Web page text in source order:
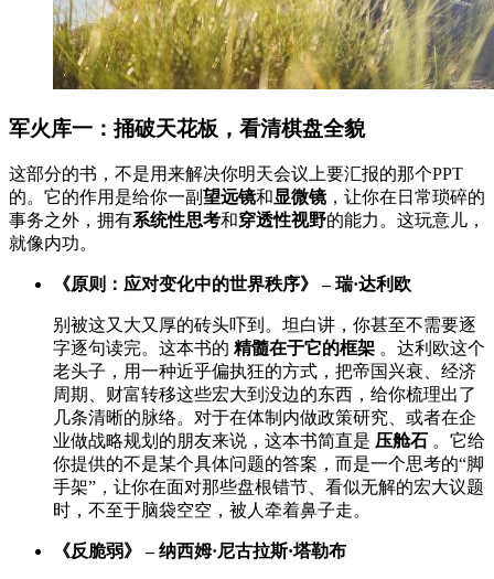
军火库一：捅破天花板，看清棋盘全貌
这部分的书，不是用来解决你明天会议上要汇报的那个PPT
的。它的作用是给你一副 望远镜和显微镜，让你在日常琐碎的
事务之外，拥有系统性思考和穿透性视野的能力。这玩意儿，
就像内功。
《原则：应对变化中的世界秩序》 – 瑞·达利欧
别被这又大又厚的砖头吓到。坦白讲，你甚至不需要逐
字逐句读完。这本书的 精髓在于它的框架 。达利欧这个
老头子，用一种近乎偏执狂的方式，把帝国兴衰、经济
周期、财富转移这些宏大到没边的东西，给你梳理出了
几条清晰的脉络。对于在体制内做政策研究、或者在企
业做战略规划的朋友来说，这本书简直是 压舱石 。它给
你提供的不是某个具体问题的答案，而是一个思考的“脚
手架”，让你在面对那些盘根错节、看似无解的宏大议题
时，不至于脑袋空空，被人牵着鼻子走。
《反脆弱》 – 纳西姆·尼古拉斯·塔勒布